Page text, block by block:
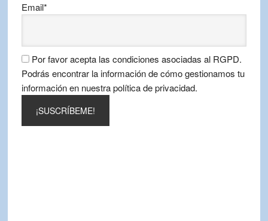
Email*
Por favor acepta las condiciones asociadas al RGPD.
Podrás encontrar la información de cómo gestionamos tu
información en nuestra política de privacidad.